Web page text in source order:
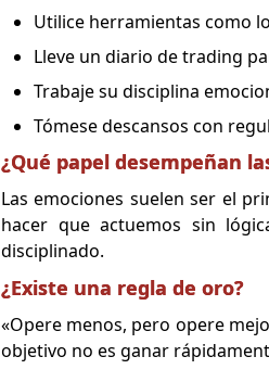
Utilice herramientas como
Lleve un diario de trading
Trabaje su disciplina
Tómese descansos con
¿Qué papel desempeñan
Las emociones suelen ser el
hacer que actuemos sin
disciplinado.
¿Existe una regla de oro?
«Opere menos, pero opere
objetivo no es ganar